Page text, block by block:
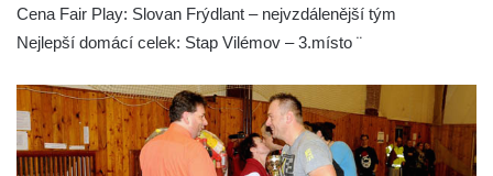
Cena Fair Play: Slovan Frýdlant – nejvzdálenější tým
Nejlepší domácí celek: Stap Vilémov – 3.místo ¨